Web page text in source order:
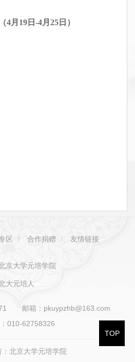
4月19日-4月25日）
TOP
区 / 合作捐赠 / 友情链接
京大学元培学院
大元培人
邮箱：pkuypzhb@163.com
010-62758326
：北京大学元培学院